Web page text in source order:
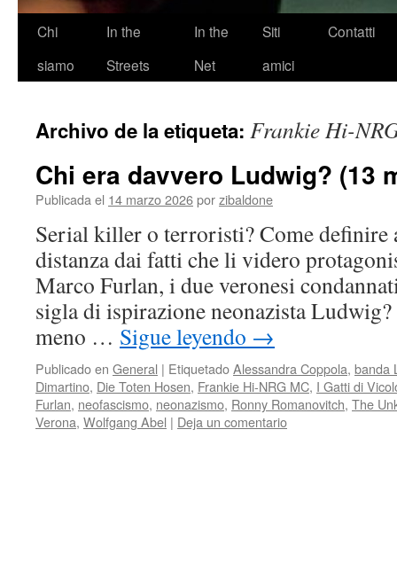
Saltar
Chi
siamo
In the
Streets
In the
Net
Siti
amici
Contatti
Archivo de la etiqueta: Frankie Hi-
Chi era davvero Ludwig? (13
Publicada el 14 marzo 2026porzibaldone
Serial killer o terroristi? Come definire
distanza dai fatti che li videro
Marco Furlan, i due veronesi
sigla di ispirazione neonazista
meno … Sigue leyendo →
Publicado en General | EtiquetadoAlessandra Coppola, banda
Dimartino, Die Toten Hosen, Frankie Hi-NRG MC, I Gatti di
Furlan, neofascismo, neonazismo, Ronny Romanovitch, The
Verona, Wolfgang Abel | Deja un comentario